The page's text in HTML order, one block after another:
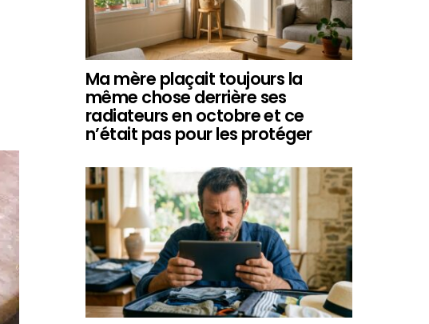
Ma mère plaçait toujours la
même chose derrière ses
radiateurs en octobre et ce
n’était pas pour les protéger